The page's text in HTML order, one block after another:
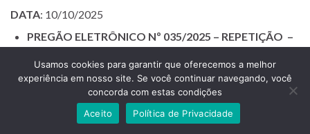
DATA: 10/10/2025
PREGÃO ELETRÔNICO Nº 035/2025 – REPETIÇÃO –
AVISO, EDITAL E ANEXOS DO PREGÃO ELETRÔNICO
Nº 035/2025
Aquisição de equipamentos para a manutenção do
Usamos cookies para garantir que oferecemos a melhor
experiência em nosso site. Se você continuar navegando, você
concorda com estas condições
Aceito
Política de Privacidade